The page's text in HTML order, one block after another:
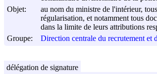
Objet:
au nom du ministre de l'intérieur,
régularisation, et notamment tous
dans la limite de leurs attributions
Groupe:
Direction centrale du recrutement
délégation de signature